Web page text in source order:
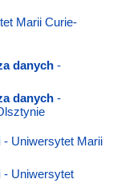
Marii Curie-
danych -
danych -
- Uniwersytet Marii
- Uniwersytet